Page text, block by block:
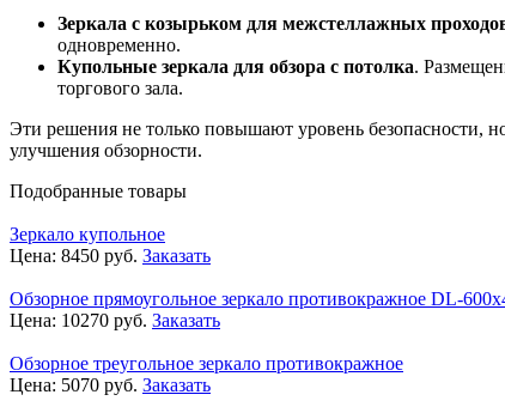
Зеркала с козырьком для межстеллажных
одновременно.
Купольные зеркала для обзора с потолка.
торгового зала.
Эти решения не только повышают уровень безопасности,
улучшения обзорности.
Подобранные товары
Зеркало купольное
Цена: 8450 руб. Заказать
Обзорное прямоугольное зеркало противокражное DL-
Цена: 10270 руб. Заказать
Обзорное треугольное зеркало противокражное
Цена: 5070 руб. Заказать